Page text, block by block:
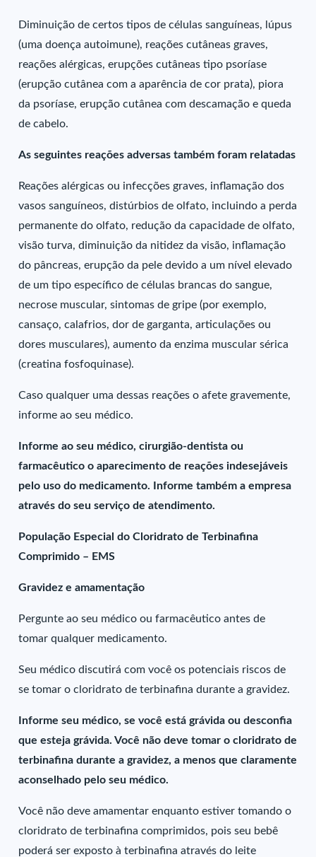
Diminuição de certos tipos de células sanguíneas, lúpus
(uma doença autoimune), reações cutâneas graves,
reações alérgicas, erupções cutâneas tipo psoríase
(erupção cutânea com a aparência de cor prata), piora
da psoríase, erupção cutânea com descamação e queda
de cabelo.
As seguintes reações adversas também foram relatadas
Reações alérgicas ou infecções graves, inflamação dos
vasos sanguíneos, distúrbios de olfato, incluindo a perda
permanente do olfato, redução da capacidade de olfato,
visão turva, diminuição da nitidez da visão, inflamação
do pâncreas, erupção da pele devido a um nível elevado
de um tipo específico de células brancas do sangue,
necrose muscular, sintomas de gripe (por exemplo,
cansaço, calafrios, dor de garganta, articulações ou
dores musculares), aumento da enzima muscular sérica
(creatina fosfoquinase).
Caso qualquer uma dessas reações o afete gravemente,
informe ao seu médico.
Informe ao seu médico, cirurgião-dentista ou
farmacêutico o aparecimento de reações indesejáveis
pelo uso do medicamento. Informe também a empresa
através do seu serviço de atendimento.
População Especial do Cloridrato de Terbinafina
Comprimido – EMS
Gravidez e amamentação
Pergunte ao seu médico ou farmacêutico antes de
tomar qualquer medicamento.
Seu médico discutirá com você os potenciais riscos de
se tomar o cloridrato de terbinafina durante a gravidez.
Informe seu médico, se você está grávida ou desconfia
que esteja grávida. Você não deve tomar o cloridrato de
terbinafina durante a gravidez, a menos que claramente
aconselhado pelo seu médico.
Você não deve amamentar enquanto estiver tomando o
cloridrato de terbinafina comprimidos, pois seu bebê
poderá ser exposto à terbinafina através do leite